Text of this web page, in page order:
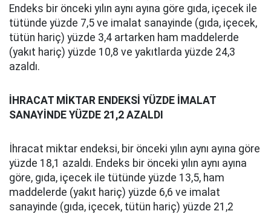
Endeks bir önceki yılın aynı ayına göre gıda, içecek ile
tütünde yüzde 7,5 ve imalat sanayinde (gıda, içecek,
tütün hariç) yüzde 3,4 artarken ham maddelerde
(yakıt hariç) yüzde 10,8 ve yakıtlarda yüzde 24,3
azaldı.
İHRACAT MİKTAR ENDEKSİ YÜZDE İMALAT
SANAYİNDE YÜZDE 21,2 AZALDI
İhracat miktar endeksi, bir önceki yılın aynı ayına göre
yüzde 18,1 azaldı. Endeks bir önceki yılın aynı ayına
göre, gıda, içecek ile tütünde yüzde 13,5, ham
maddelerde (yakıt hariç) yüzde 6,6 ve imalat
sanayinde (gıda, içecek, tütün hariç) yüzde 21,2